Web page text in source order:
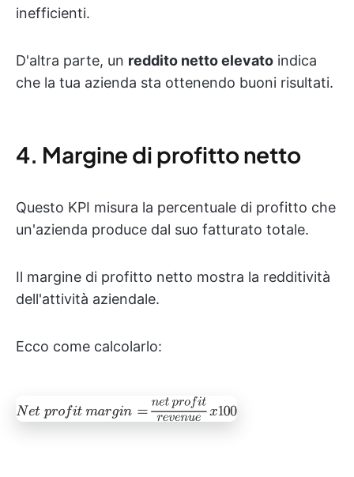
inefficienti.
D'altra parte, un reddito netto elevato indica
che la tua azienda sta ottenendo buoni risultati.
4. Margine di profitto netto
Questo KPI misura la percentuale di profitto che
un'azienda produce dal suo fatturato totale.
Il margine di profitto netto mostra la redditività
dell'attività aziendale.
Ecco come calcolarlo: